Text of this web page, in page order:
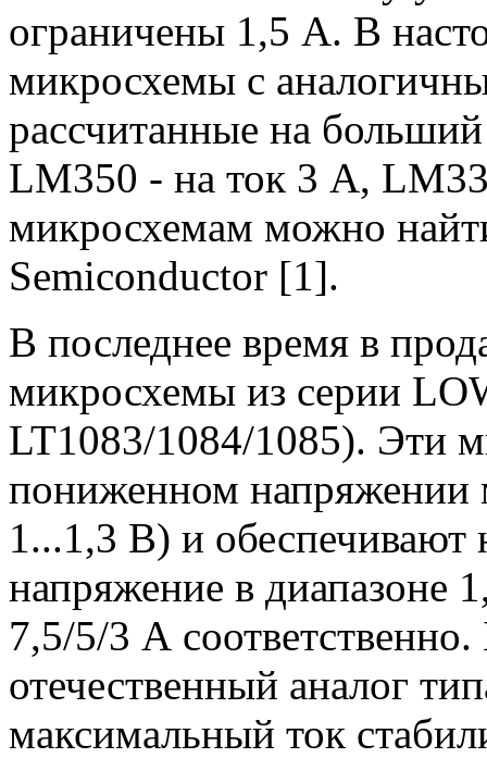
ограничены 1,5 А. В
микросхемы с
рассчитанные на
LM350 - на ток 3 A,
микросхемам можно
Semiconductor [1].
В последнее время в
микросхемы из серии
LT1083/1084/1085). Эти
пониженном
1...1,3 В) и обеспечивают
напряжение в диапазоне
7,5/5/3 А
отечественный аналог
максимальный ток